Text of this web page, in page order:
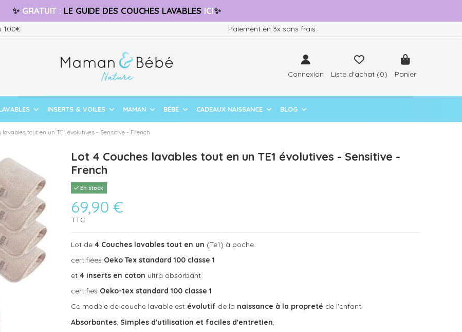
✨ GRATUIT : LE GUIDE DES COUCHES LAVABLES ICI✨
100€ Paiement en 3x sans frais
Connexion Liste d'achat (0) Panier
INSERTS & VOILES MAMAN BÉBÉ CADEAUX NAISSANCE BLOG
lavables tout en un TE1 évolutives - Sensitive - French
Lot 4 Couches lavables tout en un TE1 évolutives - Sensitive -
French
En stock
69,90 €
TTC
Lot de 4 Couches lavables tout en un (Te1) à poche
certifiées Oeko Tex standard 100 classe 1
et4 inserts en coton ultra absorbant
certifiés Oeko-tex standard 100 classe 1
Ce modèle de couche lavable est évolutif de la naissance à la propreté de l'enfant.
Absorbantes, Simples d'utilisation et faciles d'entretien,